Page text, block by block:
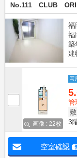
No.111 CLUB
福
福
築
建
画像 : 22枚
写
管
敷
3
空室確認